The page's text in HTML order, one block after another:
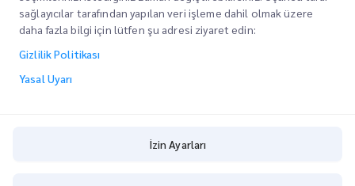
kendimizi adadık.
Ofis Yerleri
Teklif Alın
Gelişmekte olan bir lojistik şirketi olarak, müşterilerimize
Hakkımızda
Teknoloji odaklı
sağlayıcılar tarafından yapılan veri işleme dahil olmak üzere
daha fazla bilgi için lütfen şu adresi ziyaret edin:
Gizlilik Politikası
Yasal Uyarı
İzin Ayarları